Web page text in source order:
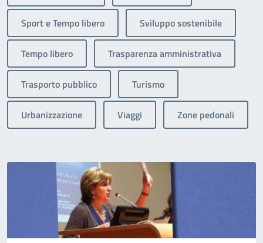
Sport e Tempo libero Sviluppo sostenibile
Tempo libero Trasparenza amministrativa
Trasporto pubblico Turismo
Urbanizzazione Viaggi Zone pedonali